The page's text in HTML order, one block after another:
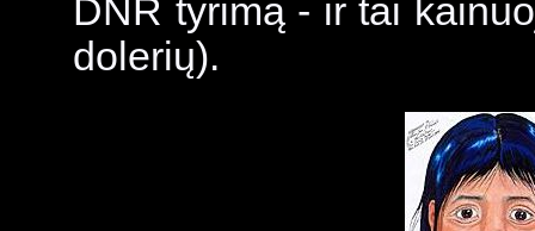
DNR tyrimą - ir tai
dolerių).